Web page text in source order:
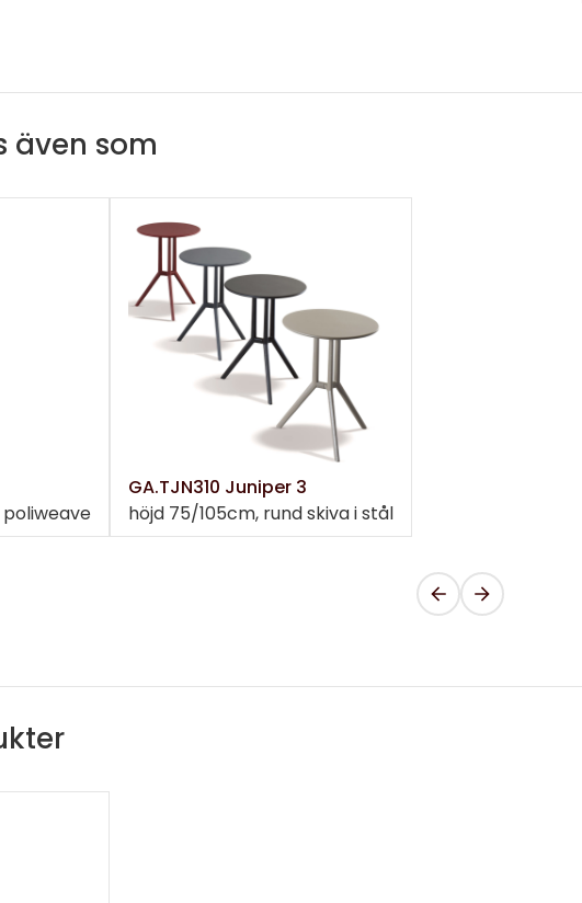
även som
poliweave
GA.TJN310 Juniper 3
höjd 75/105cm, rund skiva i stål